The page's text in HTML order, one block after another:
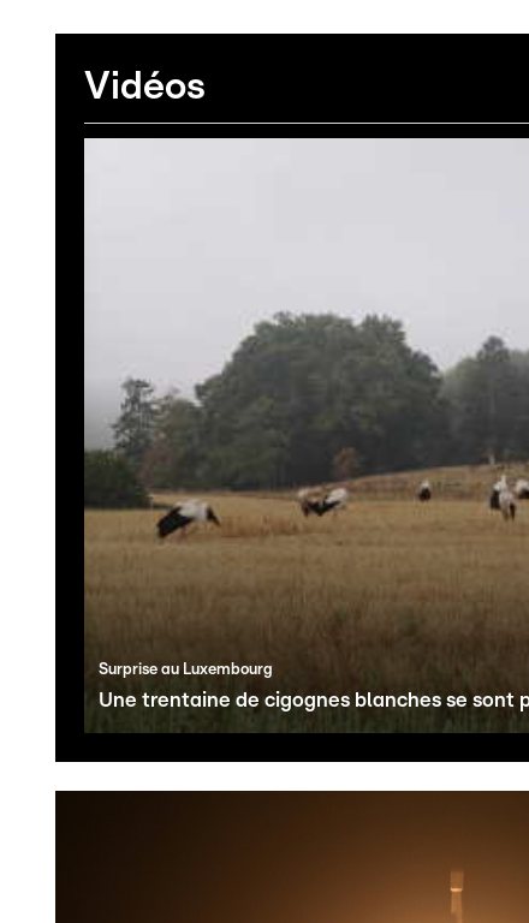
Vidéos
Surprise au Luxembourg
Une trentaine de cigognes blanches se sont